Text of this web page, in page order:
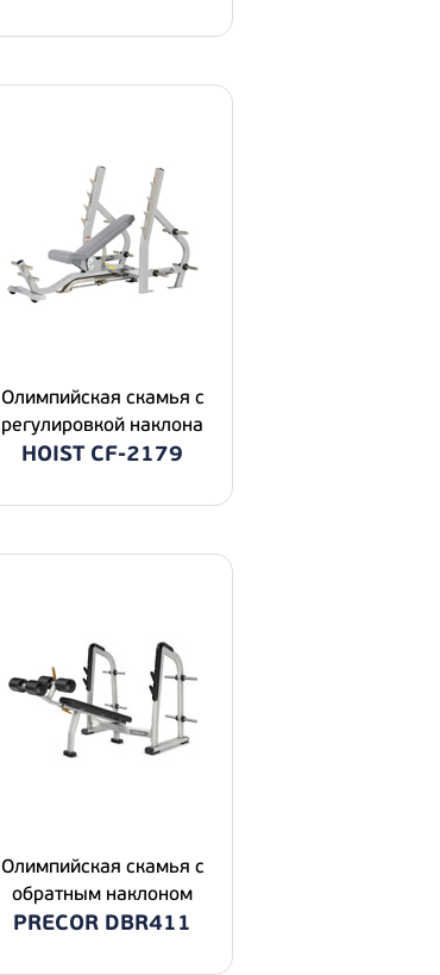
Олимпийская скамья с
регулировкой наклона
HOIST CF-2179
Олимпийская скамья с
обратным наклоном
PRECOR DBR411